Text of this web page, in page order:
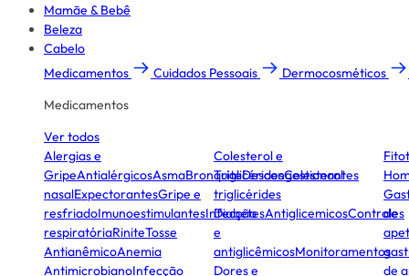
Mamãe & Bebê
Beleza
Cabelo
Medicamentos
Cuidados Pessoais Dermocosméticos
Medicamentos
Ver todos
Alergias e
GripeAntialérgicosAsmaBronquiteDescongestionantes
nasalExpectorantesGripe e
resfriadoImunoestimulantesInfecção
respiratóriaRiniteTosse
AntianêmicoAnemia
AntimicrobianoInfecção
Colesterol e
TriglicéridesColesterol
triglicérides
DiabetesAntiglicemicosControles
e
antiglicêmicosMonitoramentos
Dores e
de
de